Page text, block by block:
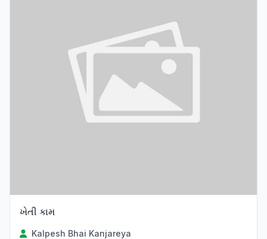
ખેતી કામ
Kalpesh Bhai Kanjareya